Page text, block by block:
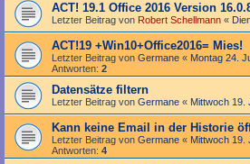
ACT! 19.1 Office 2016 Version
Letzter Beitrag von Robert Schellmann «
ACT!19 +Win10+Office2016= Mies!
Letzter Beitrag von Germane « Montag 24.
Antworten: 2
Datensätze filtern
Letzter Beitrag von Germane « Mittwoch 19.
Kann keine Email in der Historie
Letzter Beitrag von Germane « Mittwoch 19.
Antworten: 4